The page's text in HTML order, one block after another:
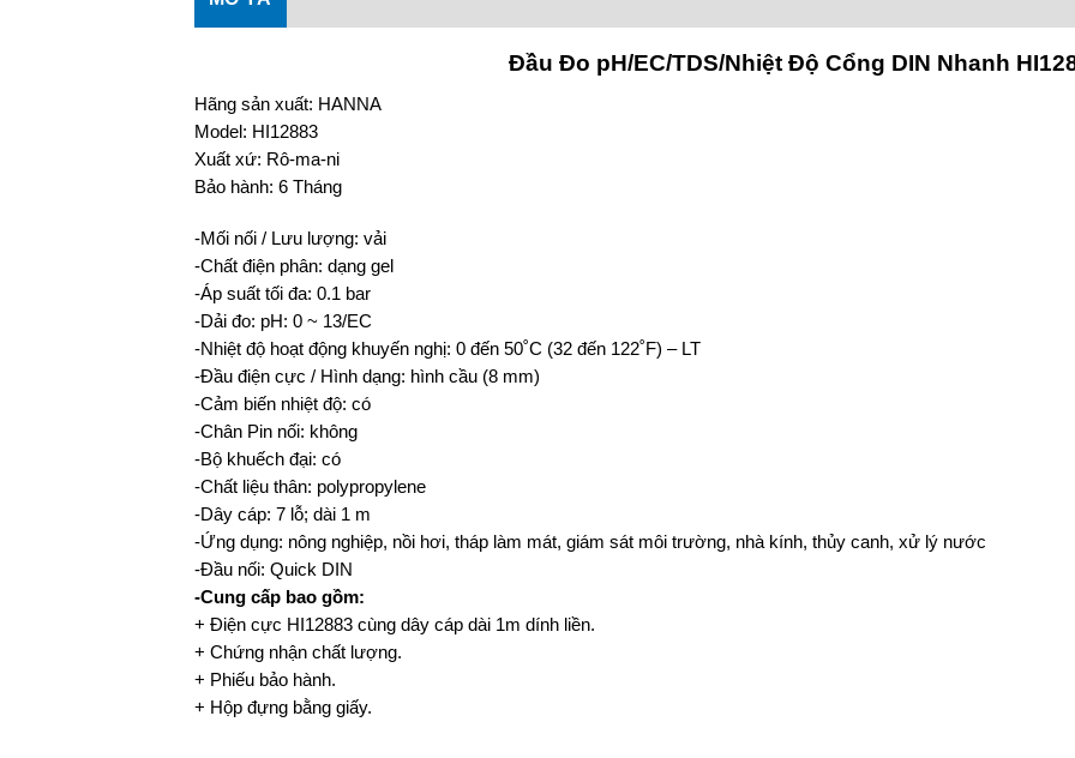
Đầu Đo pH/EC/TDS/Nhiệt Độ Cổng DIN Nhanh
Hãng sản xuất: HANNA
Model: HI12883
Xuất xứ: Rô-ma-ni
Bảo hành: 6 Tháng
-Mối nối / Lưu lượng: vải
-Chất điện phân: dạng gel
-Áp suất tối đa: 0.1 bar
-Dải đo: pH: 0 ~ 13/EC
-Nhiệt độ hoạt động khuyến nghị: 0 đến 50˚C (32 đến 122˚F) – LT
-Đầu điện cực / Hình dạng: hình cầu (8 mm)
-Cảm biến nhiệt độ: có
-Chân Pin nối: không
-Bộ khuếch đại: có
-Chất liệu thân: polypropylene
-Dây cáp: 7 lỗ; dài 1 m
-Ứng dụng: nông nghiệp, nồi hơi, tháp làm mát, giám sát môi trường, nhà kính, thủy canh, xử lý nước
-Đầu nối: Quick DIN
-Cung cấp bao gồm:
+ Điện cực HI12883 cùng dây cáp dài 1m dính liền.
+ Chứng nhận chất lượng.
+ Phiếu bảo hành.
+ Hộp đựng bằng giấy.